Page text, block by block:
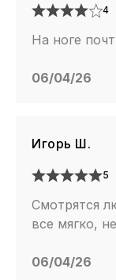
4
На ноге
06/04/26
Игорь Ш.
5
Смотрятся
все мягко,
06/04/26